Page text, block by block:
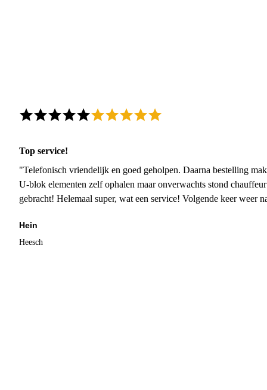
Top service!
"Telefonisch vriendelijk en goed geholpen. Daarna bestelling
U-blok elementen zelf ophalen maar onverwachts stond
gebracht! Helemaal super, wat een service! Volgende keer weer
Hein
Heesch